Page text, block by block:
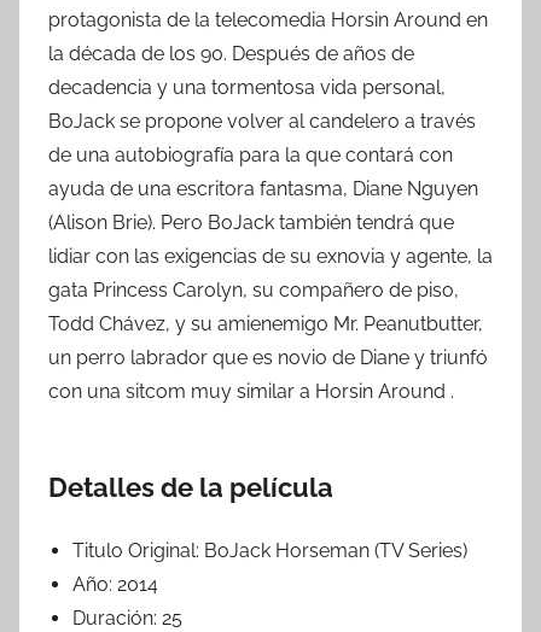
protagonista de la telecomedia Horsin Around en
la década de los 90. Después de años de
decadencia y una tormentosa vida personal,
BoJack se propone volver al candelero a través
de una autobiografía para la que contará con
ayuda de una escritora fantasma, Diane Nguyen
(Alison Brie). Pero BoJack también tendrá que
lidiar con las exigencias de su exnovia y agente, la
gata Princess Carolyn, su compañero de piso,
Todd Chávez, y su amienemigo Mr. Peanutbutter,
un perro labrador que es novio de Diane y triunfó
con una sitcom muy similar a Horsin Around .
Detalles de la película
Titulo Original: BoJack Horseman (TV Series)
Año: 2014
Duración: 25